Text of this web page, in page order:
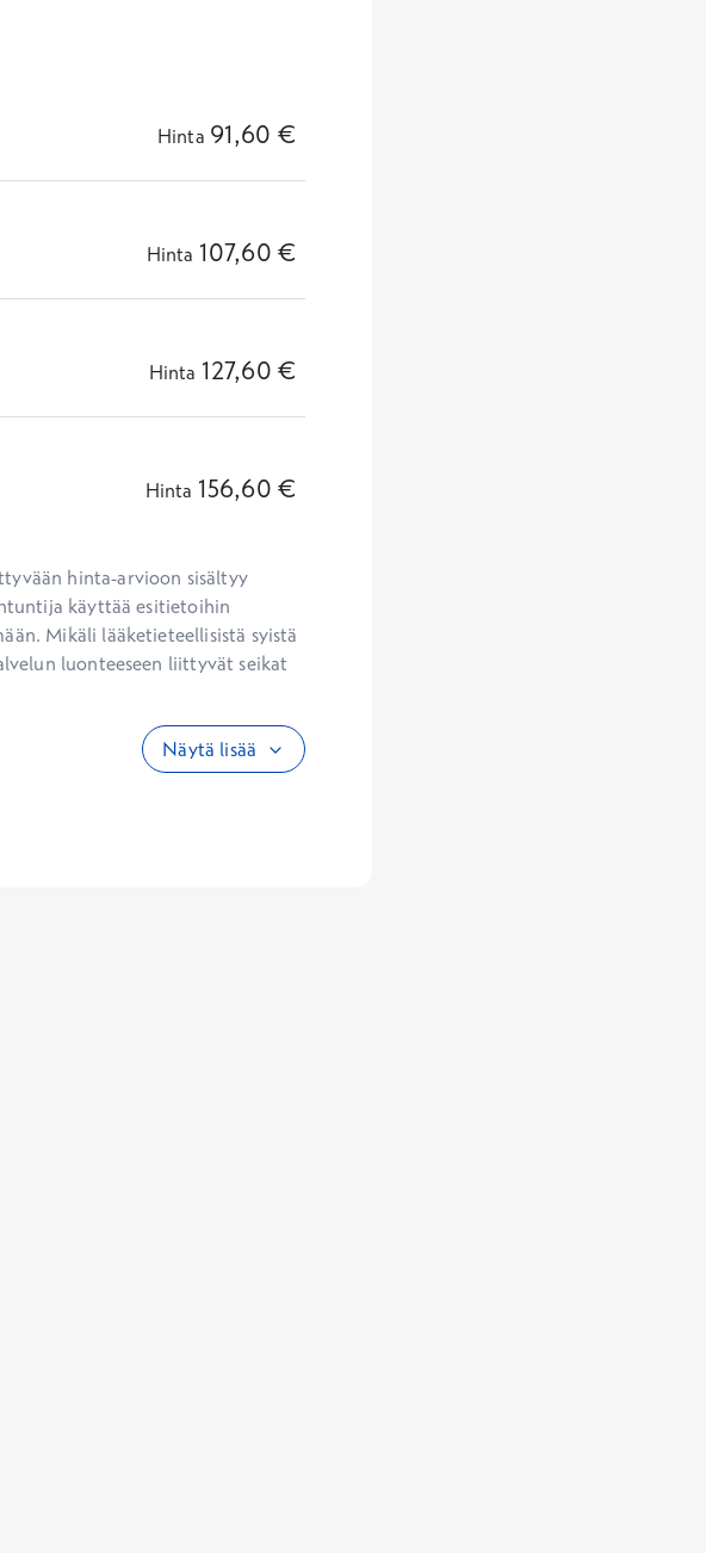
Hinta 91,60 €
Hinta 107,60 €
Hinta 127,60 €
Hinta 156,60 €
hinta-arvioon sisältyy
käyttää esitietoihin
Mikäli lääketieteellisistä syistä
luonteeseen liittyvät seikat
Näytä lisää